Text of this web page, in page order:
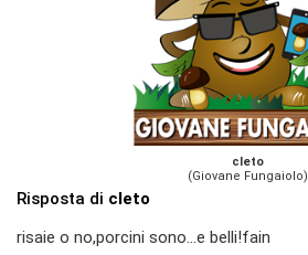
cleto
(Giovane Fungaiolo)
Risposta di cleto
risaie o no,porcini sono...e belli!fain